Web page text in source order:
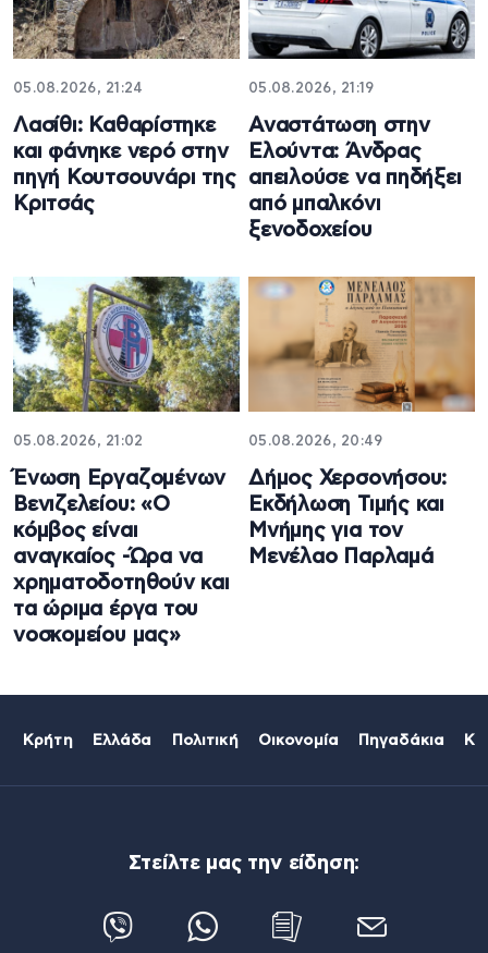
05.08.2026, 21:24
Λασίθι: Καθαρίστηκε
και φάνηκε νερό στην
πηγή Κουτσουνάρι της
Κριτσάς
05.08.2026, 21:19
Αναστάτωση στην
Ελούντα: Άνδρας
απειλούσε να πηδήξει
από μπαλκόνι
ξενοδοχείου
05.08.2026, 21:02
Ένωση Εργαζομένων
Βενιζελείου: «Ο
κόμβος είναι
αναγκαίος -Ώρα να
χρηματοδοτηθούν και
τα ώριμα έργα του
νοσκομείου μας»
05.08.2026, 20:49
Δήμος Χερσονήσου:
Εκδήλωση Τιμής και
Μνήμης για τον
Μενέλαο Παρλαμά
Κρήτη Ελλάδα Πολιτική Οικονομία Πηγαδάκια
Στείλτε μας την είδηση: